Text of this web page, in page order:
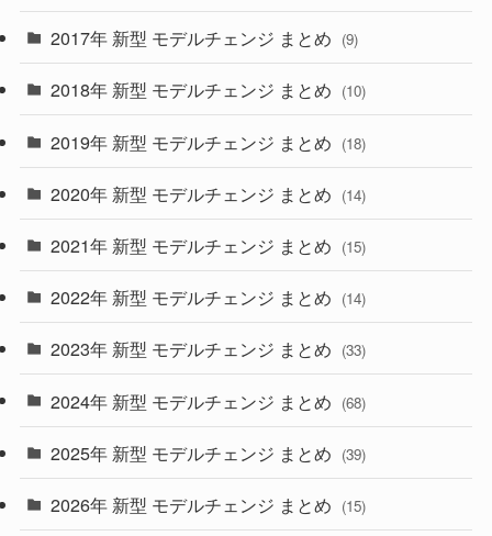
(30)
(27)
(10)
(35)
(10)
(9)
(22)
(4)
(9)
(4)
2017年 新型 モデルチェンジ まとめ (9)
2018年 新型 モデルチェンジ まとめ (10)
2019年 新型 モデルチェンジ まとめ (18)
2020年 新型 モデルチェンジ まとめ (14)
2021年 新型 モデルチェンジ まとめ (15)
2022年 新型 モデルチェンジ まとめ (14)
2023年 新型 モデルチェンジ まとめ (33)
2024年 新型 モデルチェンジ まとめ (68)
2025年 新型 モデルチェンジ まとめ (39)
2026年 新型 モデルチェンジ まとめ (15)